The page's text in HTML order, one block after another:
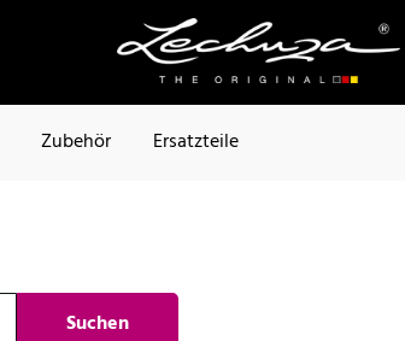
Zubehör Ersatzteile
Suchen